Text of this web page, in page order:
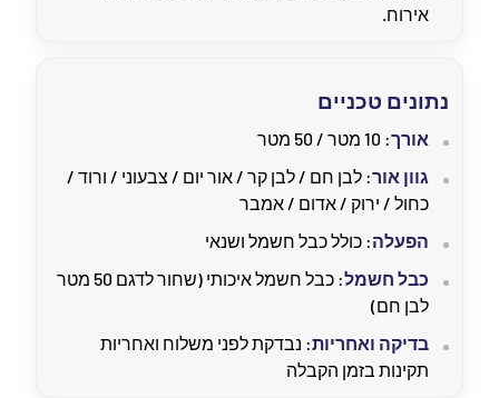
אירוח.
נתונים טכניים
אורך: 10 מטר / 50 מטר
גוון אור: לבן חם / לבן קר / אור יום / צבעוני / ורוד /
כחול / ירוק / אדום / אמבר
הפעלה: כולל כבל חשמל ושנאי
כבל חשמל
: כבל חשמל איכותי (שחור לדגם 50 מטר
לבן חם)
בדיקה ואחריות: נבדקת לפני משלוח ואחריות
תקינות בזמן הקבלה